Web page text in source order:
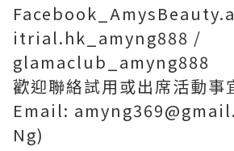
itrial.hk_amyng888 /
glamaclub_amyng888
歡迎聯絡試用或出席活動事
Email:
Ng)